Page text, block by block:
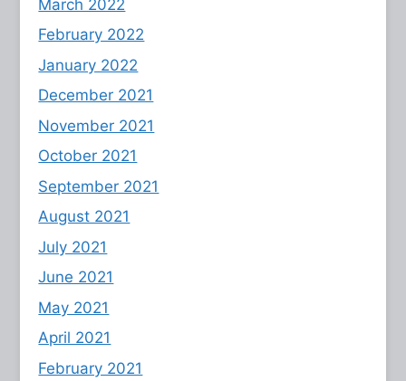
March 2022
February 2022
January 2022
December 2021
November 2021
October 2021
September 2021
August 2021
July 2021
June 2021
May 2021
April 2021
February 2021